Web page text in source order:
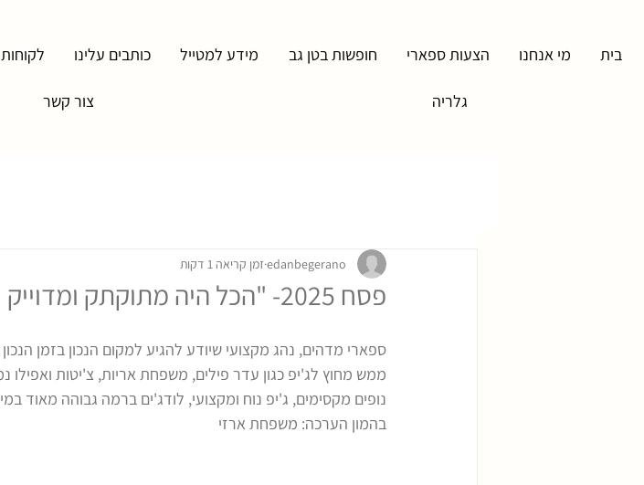
בית
מי אנחנו הצעות ספארי חופשות בטן גב מידע למטייל כותבים עלינו
גלריה צור קשר
פסח 2025- "הכל היה מתוקתק ומדוייק
edanbegeranoזמן קריאה 1 דקות
ספארי מדהים, נהג מקצועי שיודע להגיע למקום הנכון בזמן
ממש מחוץ לג'יפ כגון עדר פילים, משפחת אריות, צ'יטות ואפילו
נופים מקסימים, ג'יפ נוח ומקצועי, לודג'ים ברמה גבוהה מאוד
בהמון הערכה: משפחת ארזי